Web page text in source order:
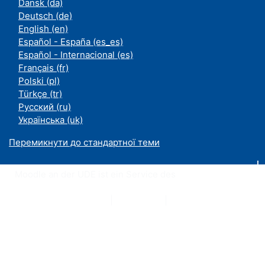
Dansk ‎(da)‎
Deutsch ‎(de)‎
English ‎(en)‎
Español - España ‎(es_es)‎
Español - Internacional ‎(es)‎
Français ‎(fr)‎
Polski ‎(pl)‎
Türkçe ‎(tr)‎
Русский ‎(ru)‎
Українська ‎(uk)‎
Перемикнути до стандартної теми